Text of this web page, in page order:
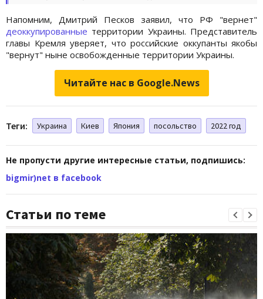
Напомним, Дмитрий Песков заявил, что РФ "вернет"
деоккупированные территории Украины. Представитель
главы Кремля уверяет, что российские оккупанты якобы
"вернут" ныне освобожденные территории Украины.
Читайте нас в Google.News
Теги: Украина Киев Япония посольство 2022 год
Не пропусти другие интересные статьи, подпишись:
bigmir)net в facebook
Статьи по теме